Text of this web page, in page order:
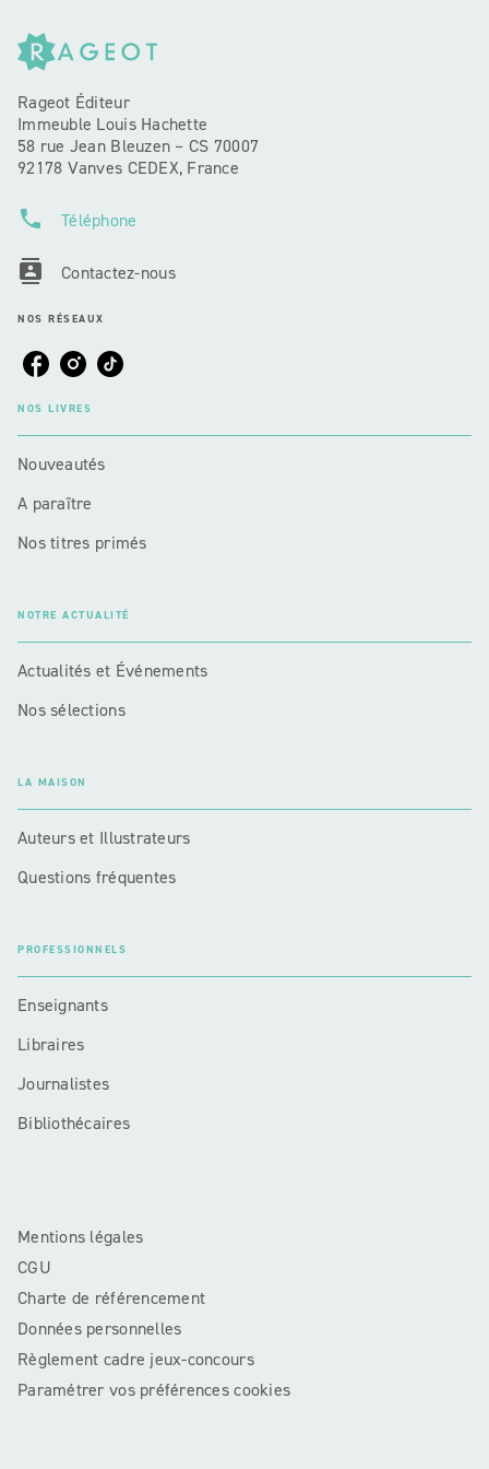
Rageot Éditeur
Immeuble Louis Hachette
58 rue Jean Bleuzen – CS 70007
92178 Vanves CEDEX, France
phone Téléphone
contacts Contactez-nous
NOS RÉSEAUX
NOS LIVRES
Nouveautés
A paraître
Nos titres primés
NOTRE ACTUALITÉ
Actualités et Événements
Nos sélections
LA MAISON
Auteurs et Illustrateurs
Questions fréquentes
PROFESSIONNELS
Enseignants
Libraires
Journalistes
Bibliothécaires
Mentions légales
CGU
Charte de référencement
Données personnelles
Règlement cadre jeux-concours
Paramétrer vos préférences cookies